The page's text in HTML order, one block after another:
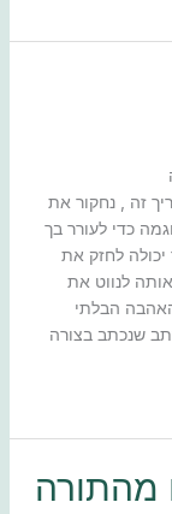
זה , נחקור את
כדי לעורר בך
לחזק את
לנווט את
הבלתי
שנכתב בצורה
מהתורה